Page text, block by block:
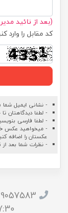
(بعد از تائید
کد مقابل را وارد
- نشانی ایمیل
- لطفا دیدگاهتان
- لطفا فارسی
- میخواهید عکس
عکستان را اضافه
- نظرات شما بعد
17:30-9:30